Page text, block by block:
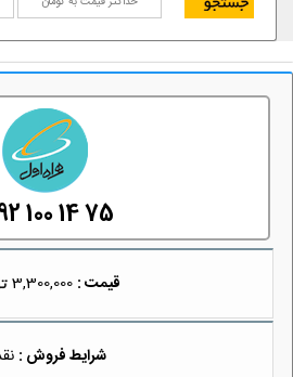
100 14 75
قیمت : 3,300,000
شرایط فروش :